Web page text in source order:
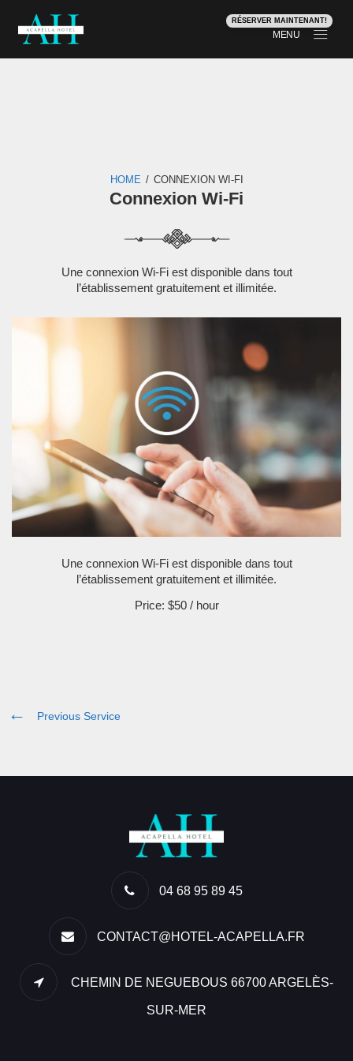
RÉSERVER MAINTENANT!
MENU
HOME / CONNEXION WI-FI
Connexion Wi-Fi
Une connexion Wi-Fi est disponible dans tout
l’établissement gratuitement et illimitée.
Une connexion Wi-Fi est disponible dans tout
l’établissement gratuitement et illimitée.
Price: $50 / hour
Previous Service
04 68 95 89 45
CONTACT@HOTEL-ACAPELLA.FR
CHEMIN DE NEGUEBOUS 66700 ARGELÈS-
SUR-MER